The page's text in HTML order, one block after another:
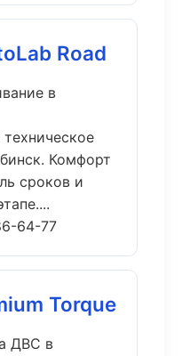
Road
в
Комфорт
сроков и
64-77
Torque
ДВС в